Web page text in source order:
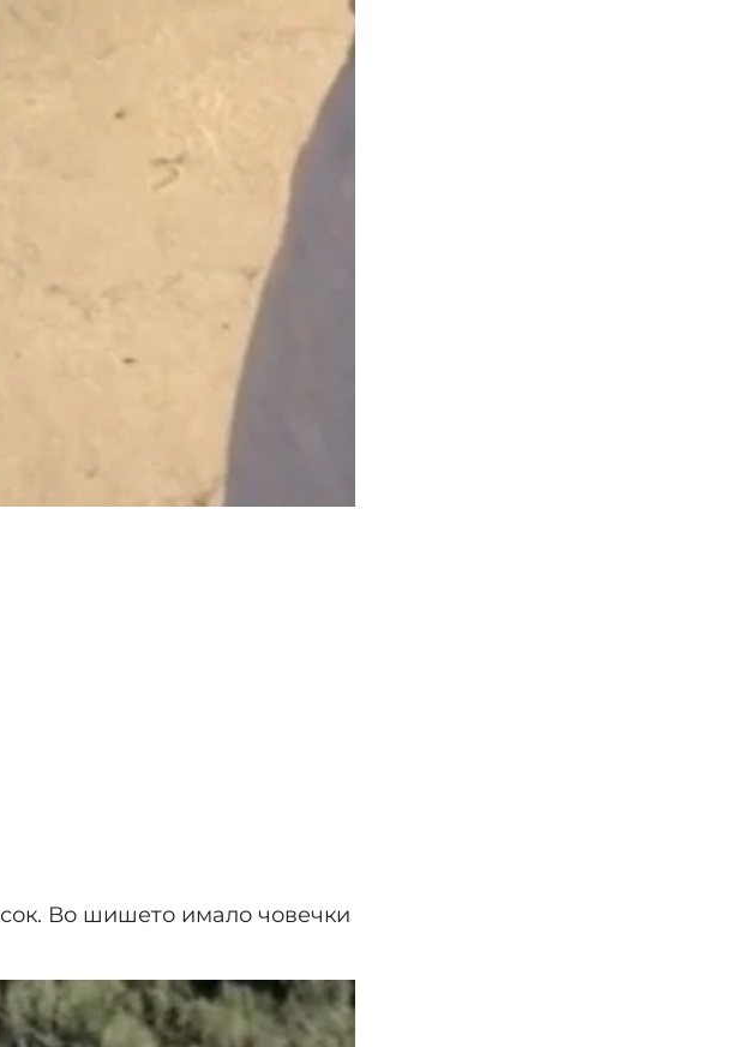
Во шишето имало човечки